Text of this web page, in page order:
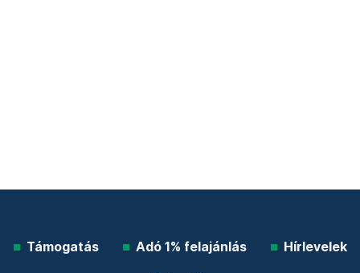
Támogatás Adó 1% felajánlás Hírlevelek